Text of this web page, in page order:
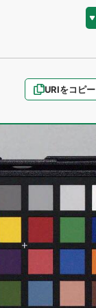
URIをコピー